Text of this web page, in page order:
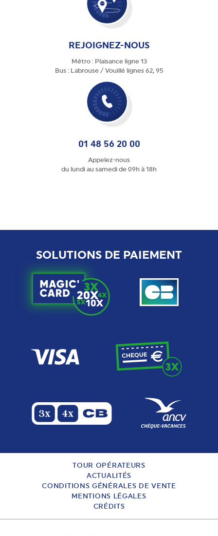
REJOIGNEZ-NOUS
Métro : Plaisance ligne 13
Bus : Labrouse / Vouillé lignes 62, 95
01 48 56 20 00
Appelez-nous
du lundi au samedi de 09h à 18h
SOLUTIONS DE PAIEMENT
TOUR OPÉRATEURS
ACTUALITÉS
CONDITIONS GÉNÉRALES DE VENTE
MENTIONS LÉGALES
CRÉDITS